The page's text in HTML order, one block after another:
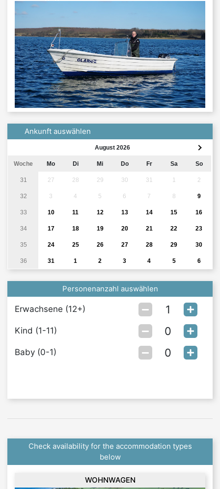
Ankunft auswählen
August 2026
Woche Mo Di Mi Do Fr Sa So
31 27 28 29 30 31 1 2
32 3 4 5 6 7 8 9
33 10 11 12 13 14 15 16
34 17 18 19 20 21 22 23
35 24 25 26 27 28 29 30
36 31 1 2 3 4 5 6
Personenanzahl auswählen
Erwachsene (12+)
Kind (1-11)
Baby (0-1)
Check availability for the accommodation types
below
WOHNWAGEN